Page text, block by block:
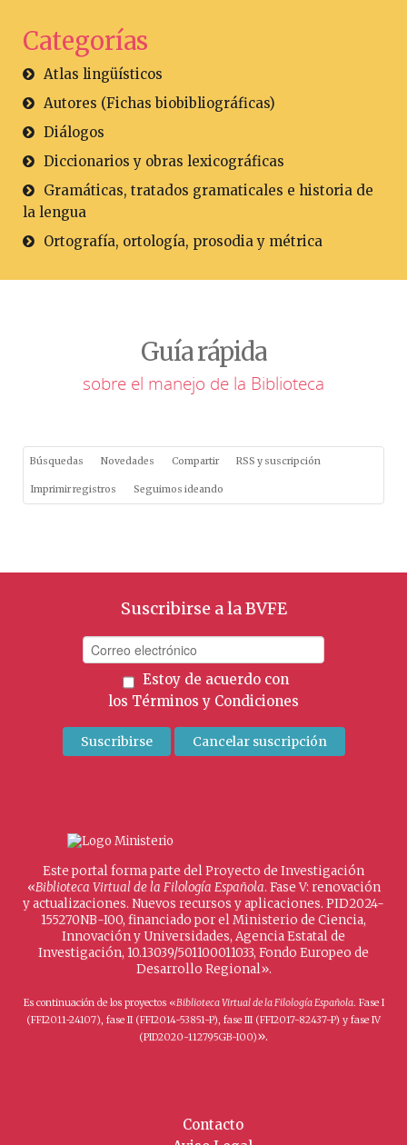
Categorías
Atlas lingüísticos
Autores (Fichas biobibliográficas)
Diálogos
Diccionarios y obras lexicográficas
Gramáticas, tratados gramaticales e historia de
la lengua
Ortografía, ortología, prosodia y métrica
Guía rápida
sobre el manejo de la Biblioteca
Búsquedas Novedades Compartir RSS y suscripción
Imprimir registros Seguimos ideando
Suscribirse a la BVFE
Estoy de acuerdo con
los Términos y Condiciones
Este portal forma parte del Proyecto de Investigación
«Biblioteca Virtual de la Filología Española. Fase V: renovación
y actualizaciones. Nuevos recursos y aplicaciones. PID2024-
155270NB-I00, financiado por el Ministerio de Ciencia,
Innovación y Universidades, Agencia Estatal de
Investigación, 10.13039/501100011033, Fondo Europeo de
Desarrollo Regional».
Es continuación de los proyectos «Biblioteca Virtual de la Filología Española. Fase I
(FFI2011-24107), fase II (FFI2014-53851-P), fase III (FFI2017-82437-P) y fase IV
(PID2020-112795GB-I00)».
Contacto